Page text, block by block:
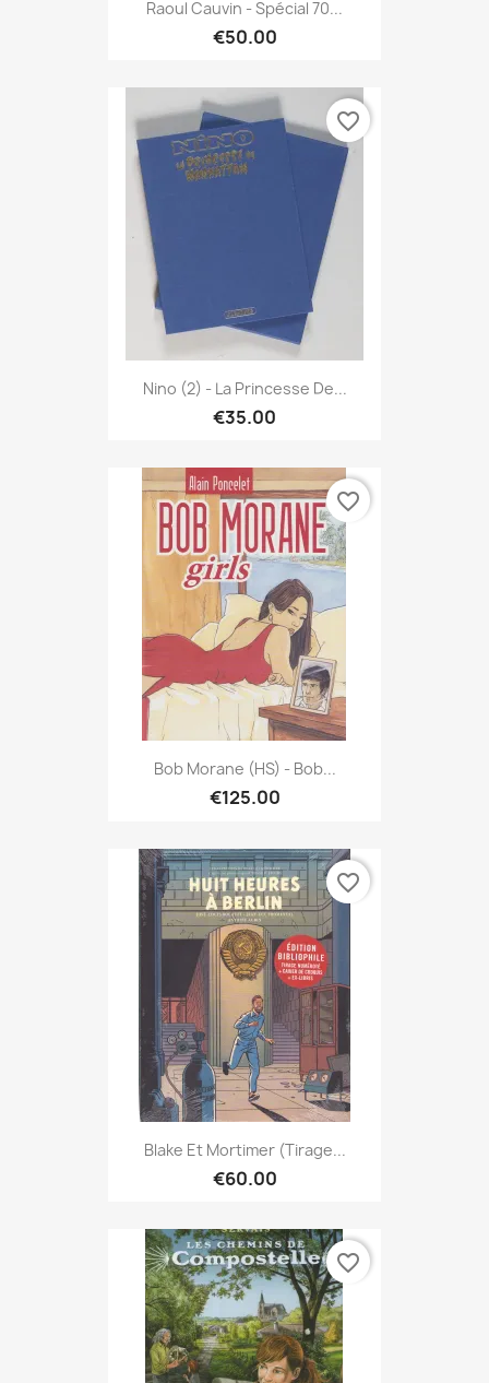
Raoul Cauvin - Spécial 70...
€50.00
Nino (2) - La Princesse De...
€35.00
favorite_border
Bob Morane (HS) - Bob...
€125.00
favorite_border
Blake Et Mortimer (Tirage...
€60.00
favorite_border
favorite_border